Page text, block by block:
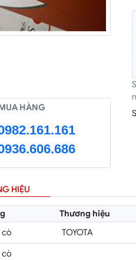
HÀNG
HIỆU
Thương hiệu
cò TOYOTA
cò